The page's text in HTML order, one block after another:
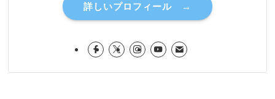
詳しいプロフィール →